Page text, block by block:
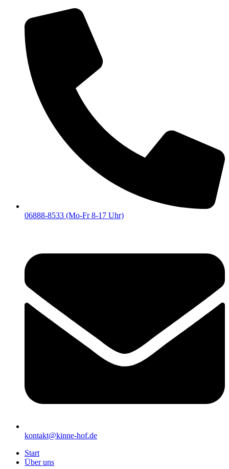
06888-8533 (Mo-Fr 8-17 Uhr)
kontakt@kinne-hof.de
Start
Über uns